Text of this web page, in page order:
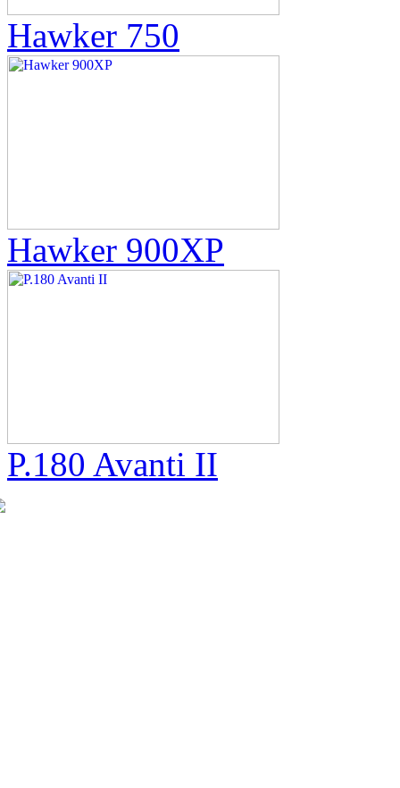
Hawker 750
Hawker 900XP
P.180 Avanti II